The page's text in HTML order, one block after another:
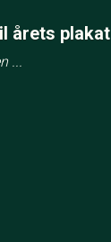
årets plakat
...